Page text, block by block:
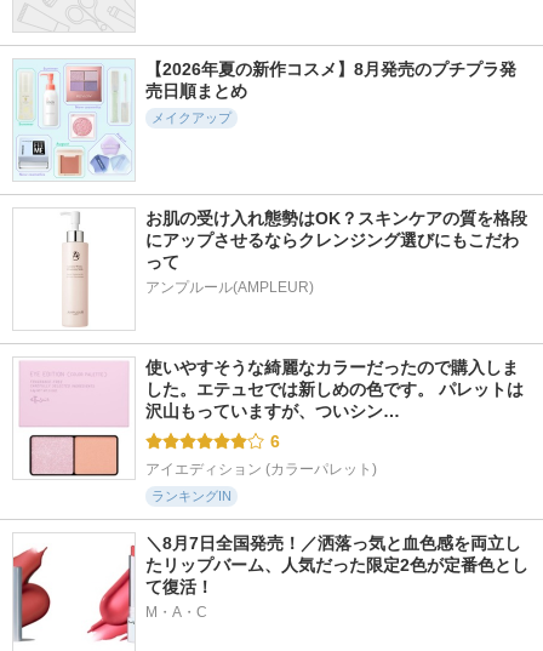
【2026年夏の新作コスメ】8月発売のプチプラ発
売日順まとめ
メイクアップ
お肌の受け入れ態勢はOK？スキンケアの質を格段
にアップさせるならクレンジング選びにもこだわ
って
アンプルール(AMPLEUR)
使いやすそうな綺麗なカラーだったので購入しま
した。エテュセでは新しめの色です。 パレットは
沢山もっていますが、ついシン…
6
アイエディション (カラーパレット)
ランキングIN
＼8月7日全国発売！／洒落っ気と血色感を両立し
たリップバーム、人気だった限定2色が定番色とし
て復活！
M・A・C